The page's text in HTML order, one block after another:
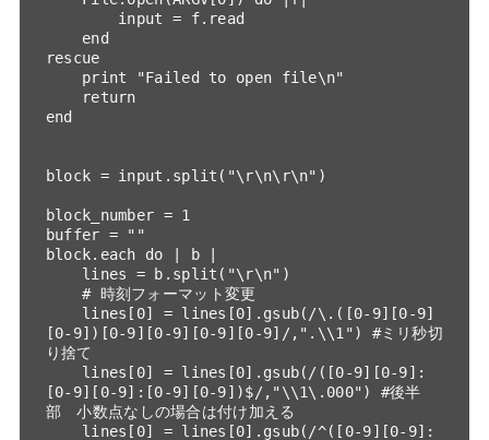
rescue
end
block = input.split("\r\n\r\n")
block_number = 1
buffer = ""
block.each do | b |
[0-9])[0-9][0-9][0-9][0-9]/,".\\1") #ミリ秒切
り捨て
[0-9][0-9]:[0-9][0-9])$/,"\\1\.000") #後半
部　小数点なしの場合は付け加える